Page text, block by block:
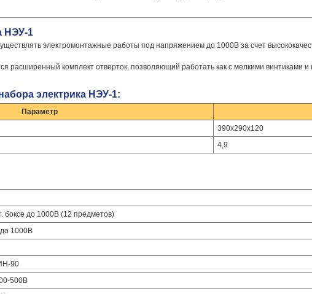
НЭУ-1
электромонтажные работы под напряжением до 1000В за счет
расширенный комплект отверток, позволяющий работать как с мелкими винтиками
электрика НЭУ-1:
Параметр
390х290х120
4,9
боксе до 1000В (12 предметов)
1000В
90
500В